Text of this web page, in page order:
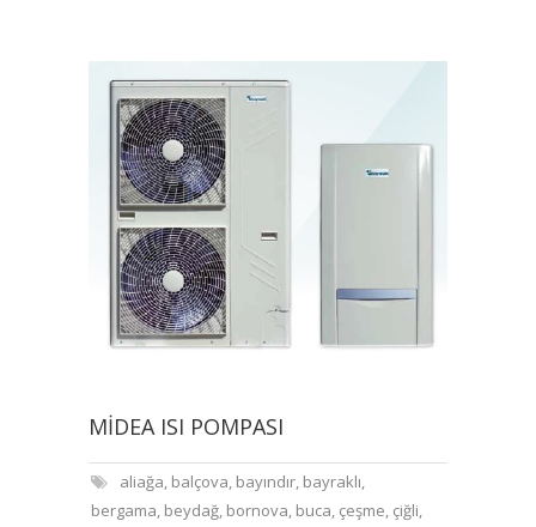
MIDEA ISI POMPASI
aliağa, balçova, bayındır, bayraklı,
bergama, beydağ, bornova, buca, çeşme, çiğli,